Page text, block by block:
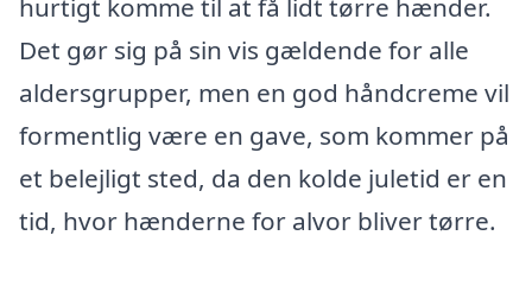
hurtigt komme til at få lidt tørre hænder.
Det gør sig på sin vis gældende for alle
aldersgrupper, men en god håndcreme vil
formentlig være en gave, som kommer på
et belejligt sted, da den kolde juletid er en
tid, hvor hænderne for alvor bliver tørre.